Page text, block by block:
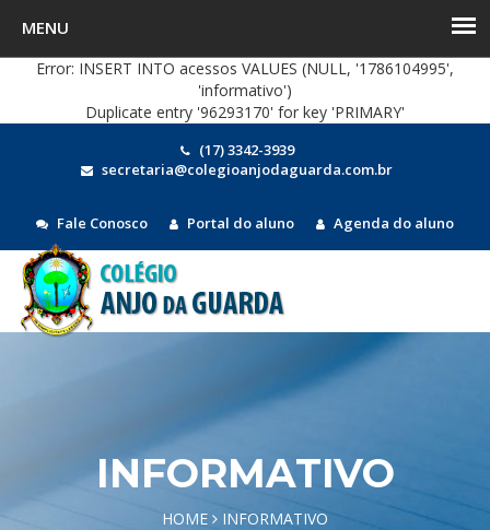
Error: INSERT INTO acessos VALUES (NULL, '1786104995',
'informativo')
Duplicate entry '96293170' for key 'PRIMARY'
(17) 3342-3939
secretaria@colegioanjodaguarda.com.br
Fale Conosco Portal do aluno Agenda do aluno
INFORMATIVO
HOME INFORMATIVO